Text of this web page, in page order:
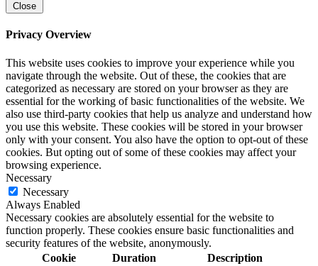
Close
Privacy Overview
This website uses cookies to improve your experience while you
navigate through the website. Out of these, the cookies that are
categorized as necessary are stored on your browser as they are
essential for the working of basic functionalities of the website. We
also use third-party cookies that help us analyze and understand how
you use this website. These cookies will be stored in your browser
only with your consent. You also have the option to opt-out of these
cookies. But opting out of some of these cookies may affect your
browsing experience.
Necessary
Necessary
Always Enabled
Necessary cookies are absolutely essential for the website to
function properly. These cookies ensure basic functionalities and
security features of the website, anonymously.
Cookie
Duration Description